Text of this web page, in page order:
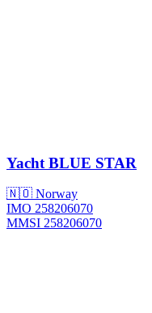
Yacht BLUE STAR
🇳🇴 Norway
IMO 258206070
MMSI 258206070